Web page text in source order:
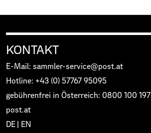
KONTAKT
E-Mail: sammler-service@post.at
Hotline: +43 (0) 57767 95095
gebührenfrei in Österreich: 0800 100 197
post.at
DE
EN